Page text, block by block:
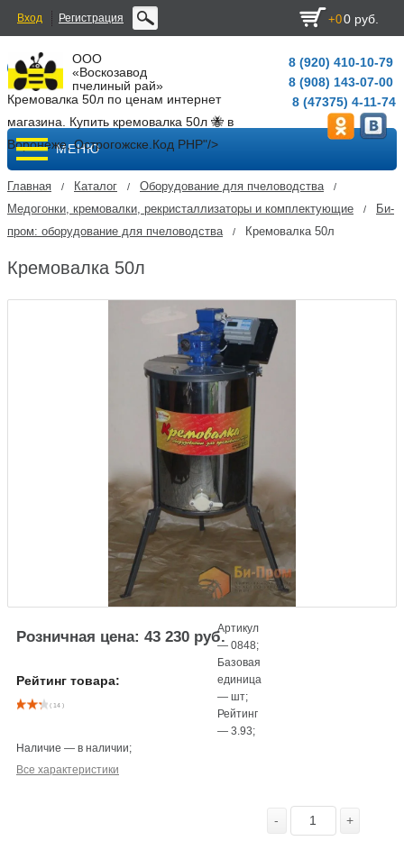
Вход Регистрация +00 руб.
ООО
«Воскозавод
пчелиный рай»
Кремовалка 50л по ценам интернет
магазина. Купить кремовалка 50л 🐝 в
Воронеже, Острогожске. Код PHP"/>
8 (920) 410-10-79
8 (908) 143-07-00
8 (47375) 4-11-74
МЕНЮ
Главная / Каталог / Оборудование для пчеловодства /
Медогонки, кремовалки, рекристаллизаторы и комплектующие /
Би-
пром: оборудование для пчеловодства
/ Кремовалка 50л
Кремовалка 50л
Розничная цена: 43 230 руб.
Рейтинг товара:
( 14 )
Артикул
—0848;
Базовая
единица
—шт;
Рейтинг
—3.93;
Наличие — в наличии;
Все характеристики
- +